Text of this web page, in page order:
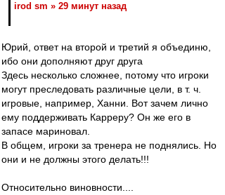
irod sm » 29 минут назад
Юрий, ответ на второй и третий я объединю,
ибо они дополняют друг друга
Здесь несколько сложнее, потому что игроки
могут преследовать различные цели, в т. ч.
игровые, например, Ханни. Вот зачем лично
ему поддерживать Карреру? Он же его в
запасе мариновал.
В общем, игроки за тренера не поднялись. Но
они и не должны этого делать!!!
Относительно виновности....